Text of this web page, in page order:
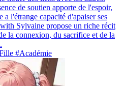
de soutien apporte de l'espoir,
a l'étrange capacité d'apaiser ses
Sylvaine propose un riche récit
la connexion, du sacrifice et de la
#Académie